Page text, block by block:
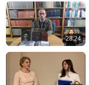
28:24